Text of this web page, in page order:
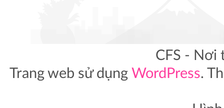
CFS - Nơi
Trang web sử dụngWordPress.